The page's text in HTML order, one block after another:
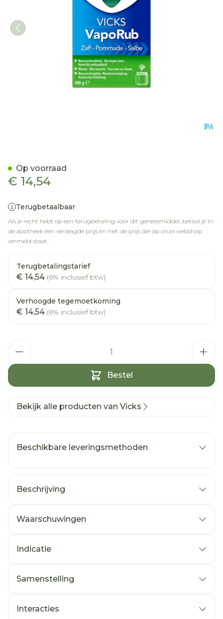
€ 14,54
Terugbetaalbaar
Als je recht hebt op een terugbetaling voor dit geneesmiddel, betaal je in
de apotheek een verlaagde prijs en niet de prijs die op onze webshop
vermeld staat.
Terugbetalingstarief
€ 14,54 (6% inclusief btw)
Verhoogde tegemoetkoming
€ 14,54 (6% inclusief btw)
Bestel
Op voorraad
Bekijk alle producten van Vicks
Beschikbare leveringsmethoden
Beschrijving
Waarschuwingen
Indicatie
Samenstelling
Interacties